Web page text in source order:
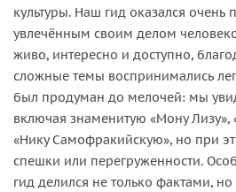
культуры. Наш гид оказался
увлечённым своим делом
живо, интересно и доступно,
сложные темы воспринимались
был продуман до мелочей: мы
включая знаменитую «Мону Лизу»,
«Нику Самофракийскую», но при
спешки или перегруженности.
гид делился не только фактами,